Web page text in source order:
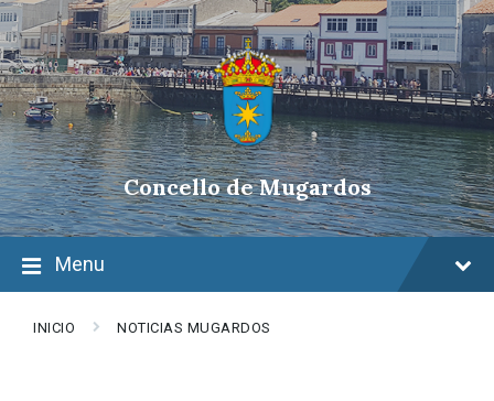
Skip
to
content
Skip
to
main
navigation
Skip
to
footer
Concello de Mugardos
Menu
INICIO NOTICIAS MUGARDOS